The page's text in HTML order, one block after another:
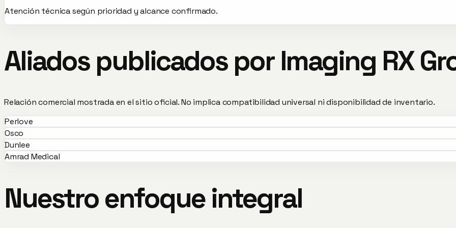
Atención técnica según prioridad y alcance confirmado.
Aliados publicados por Imaging RX
Relación comercial mostrada en el sitio oficial. No implica compatibilidad universal ni disponibilidad de inventario.
Perlove
Osco
Dunlee
Amrad Medical
Nuestro enfoque integral